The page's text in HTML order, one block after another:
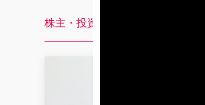
株主・投資家情報